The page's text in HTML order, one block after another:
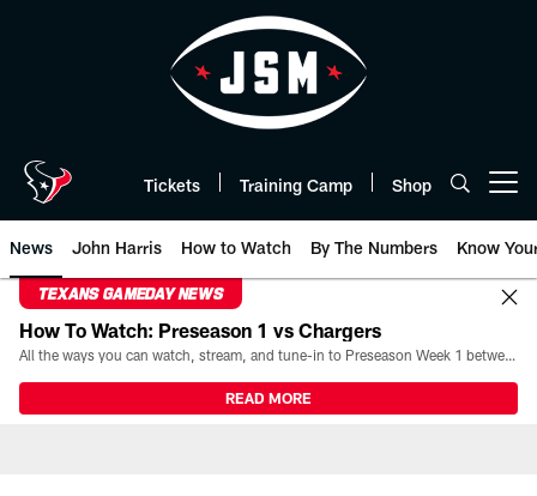
Tickets Training Camp Shop
News John Harris How to Watch By The Numbers Know
TEXANS GAMEDAY NEWS
How To Watch: Preseason 1 vs Chargers
All the ways you can watch, stream, and tune-in to Preseason Week 1 between the Texans and the Los Angeles Chargers at Reliant Stadium on August 13.
READ MORE